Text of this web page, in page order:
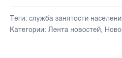
Теги: служба занятости
Категории: Лента новостей,